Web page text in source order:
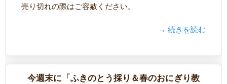
売り切れの際はご容赦ください。
→ 続きを読む
今週末に「ふきのとう採り＆春のおにぎり教